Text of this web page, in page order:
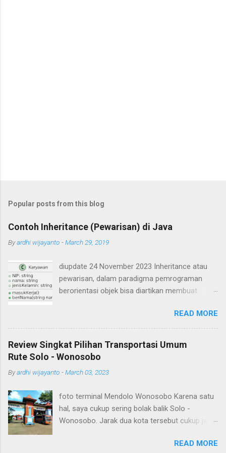
Popular posts from this blog
Contoh Inheritance (Pewarisan) di Java
Byardhi wijayanto -March 29, 2019
diupdate 24 November 2023 Inheritance atau
pewarisan, dalam paradigma pemrograman
berorientasi objek bisa diartikan membuat
Ada class yang ditiru (class induk / parent /
superclass) dan ada class hasil tiruan / hasil
turunan (class child / subclass). Subclass akan
mewarisi atribut dan method-method yang ada
pewarisan dalam OOP misalnya sebagai berikut.
nama, dan jenis kelamin serta dua buah method
yaitu masukKerja() dan beriNama(String nama).
Apabila digambarkan dalam class diagram
bahasa pemrograman Java sebagai berikut
READ MORE
Review Singkat Pilihan Transportasi Umum
Rute Solo - Wonosobo
Byardhi wijayanto -March 03, 2023
foto terminal Mendolo Wonosobo Karena satu
hal, saya cukup sering bolak balik Solo -
Wonosobo. Jarak dua kota tersebut cukup jauh,
kendaraan pribadi seperti sepeda motor namun
READ MORE